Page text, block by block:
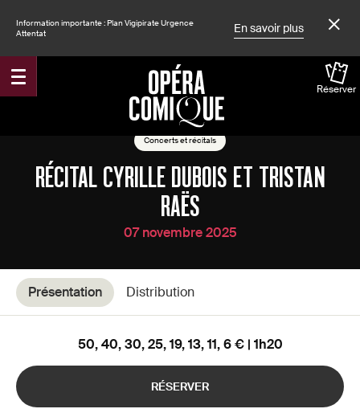
Information importante : Plan Vigipirate Urgence
Attentat
En savoir plus
Réserver
Accueil
Concerts et récitals
RÉCITAL CYRILLE DUBOIS ET TRISTAN
RAËS
07 novembre 2025
Présentation Distribution
50, 40, 30, 25, 19, 13, 11, 6 € | 1h20
RÉSERVER